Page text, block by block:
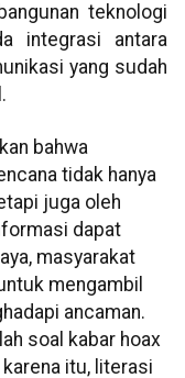
teknologi
integrasi antara
yang sudah
bahwa
tidak hanya
juga oleh
dapat
masyarakat
mengambil
ancaman.
soal kabar hoax
itu, literasi